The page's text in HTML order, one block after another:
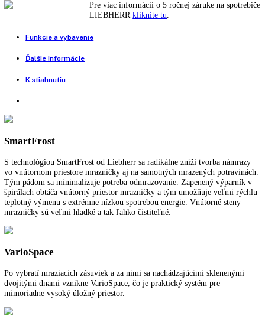
SmartFrost, VarioSpace, Priehľadné priečinky na zeleninu,
Voľne stojaca kombinovaná chladnička
Rozmery (VxŠxH):
Užitočný objem celkom:
Spotreba energie za rok:187 kWh/ročne
Pre viac informácií o 5 ročnej záruke na
LIEBHERRkliknite tu.
Funkcie a vybavenie
K stiahnutiu